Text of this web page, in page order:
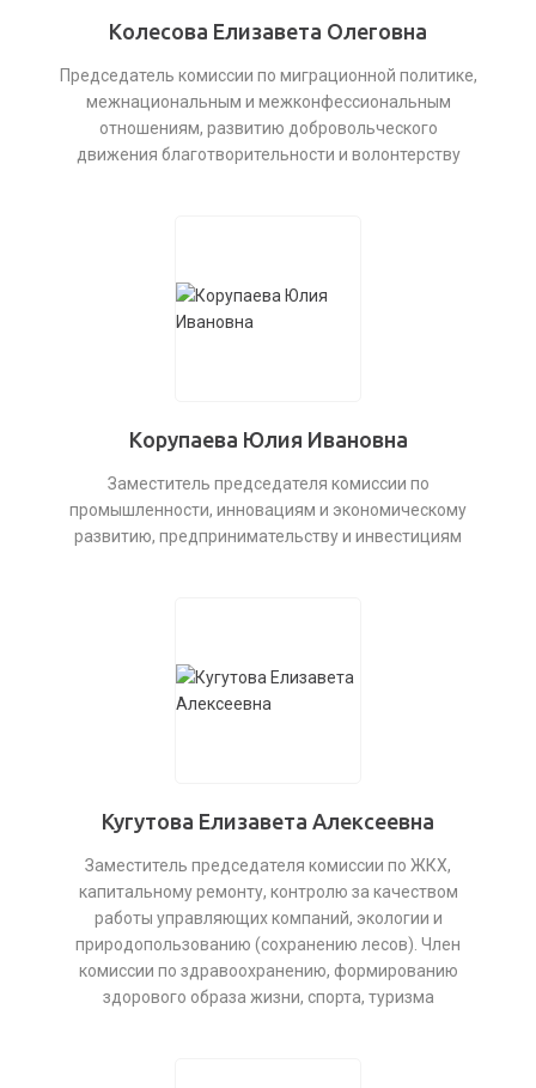
Колесова Елизавета Олеговна
Председатель комиссии по миграционной политике,
межнациональным и межконфессиональным
отношениям, развитию добровольческого
движения благотворительности и волонтерству
Корупаева Юлия Ивановна
Заместитель председателя комиссии по
промышленности, инновациям и экономическому
развитию, предпринимательству и инвестициям
Кугутова Елизавета Алексеевна
Заместитель председателя комиссии по ЖКХ,
капитальному ремонту, контролю за качеством
работы управляющих компаний, экологии и
природопользованию (сохранению лесов). Член
комиссии по здравоохранению, формированию
здорового образа жизни, спорта, туризма